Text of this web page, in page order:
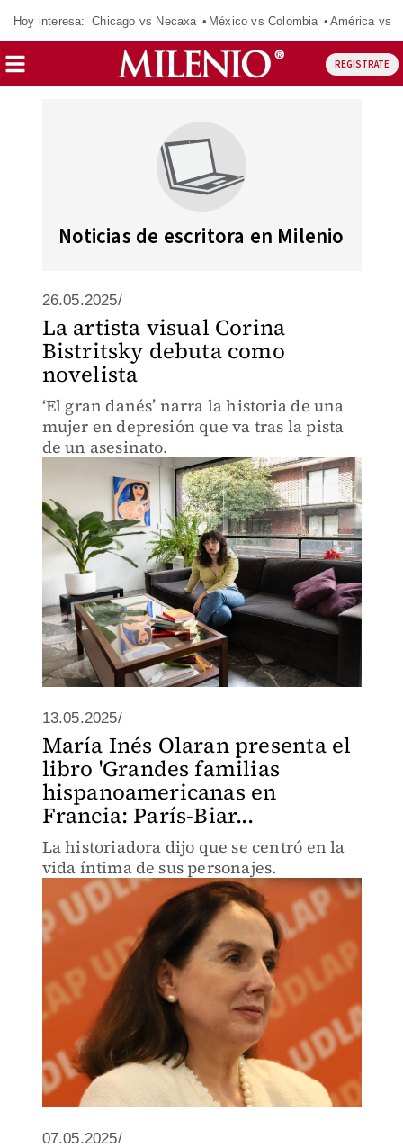
Hoy interesa: Chicago vs Necaxa México vs Colombia América vs
REGÍSTRATE
Noticias de escritora en Milenio
26.05.2025/
La artista visual Corina
Bistritsky debuta como
novelista
‘El gran danés’ narra la historia de una
mujer en depresión que va tras la pista
de un asesinato.
13.05.2025/
María Inés Olaran presenta el
libro 'Grandes familias
hispanoamericanas en
Francia: París-Biar...
La historiadora dijo que se centró en la
vida íntima de sus personajes.
07.05.2025/